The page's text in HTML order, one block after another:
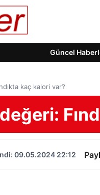
Güncel
kaç kalori var?
değeri:
09.05.2024 22:12